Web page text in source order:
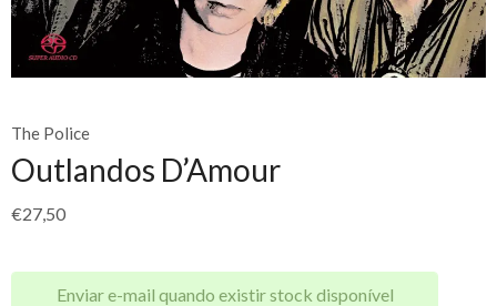
The Police
Outlandos D’Amour
€27,50
Enviar e-mail quando existir stock disponível